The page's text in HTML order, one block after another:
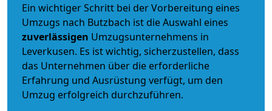
Ein wichtiger Schritt bei der Vorbereitung eines
Umzugs nach Butzbach ist die Auswahl eines
zuverlässigen Umzugsunternehmens in
Leverkusen. Es ist wichtig, sicherzustellen, dass
das Unternehmen über die erforderliche
Erfahrung und Ausrüstung verfügt, um den
Umzug erfolgreich durchzuführen.